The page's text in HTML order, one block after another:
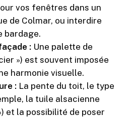
vos fenêtres dans un
de Colmar, ou interdire
bardage.
: Une palette de
») est souvent imposée
harmonie visuelle.
: La pente du toit, le type
la tuile alsacienne
et la possibilité de poser